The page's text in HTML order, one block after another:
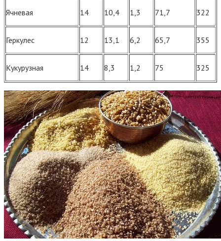
Ячневая 14 10,4 1,3 71,7 322
Геркулес 12 13,1 6,2 65,7 355
Кукурузная 14 8,3 1,2 75 325